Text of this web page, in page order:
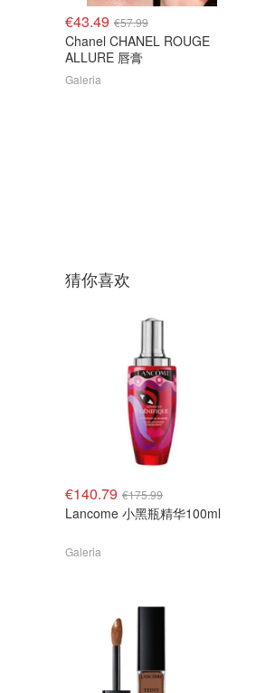
€43.49 €57.99
Chanel CHANEL ROUGE
ALLURE 唇膏
Galeria
猜你喜欢
€140.79 €175.99
Lancome 小黑瓶精华100ml
Galeria